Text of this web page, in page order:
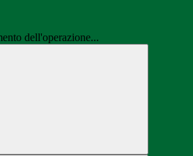
dell'operazione...